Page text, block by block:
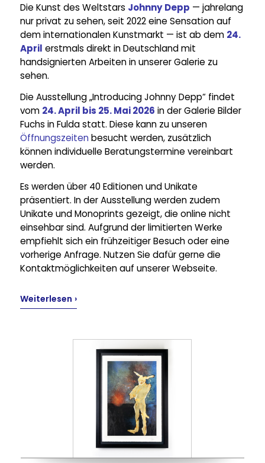
Die Kunst des Weltstars Johnny Depp — jahrelang
nur privat zu sehen, seit 2022 eine Sensation auf
dem internationalen Kunstmarkt — ist ab dem 24.
April erstmals direkt in Deutschland mit
handsignierten Arbeiten in unserer Galerie zu
sehen.
Die Ausstellung „Introducing Johnny Depp“ findet
vom 24. April bis 25. Mai 2026 in der Galerie Bilder
Fuchs in Fulda statt. Diese kann zu unseren
Öffnungszeiten besucht werden, zusätzlich
können individuelle Beratungstermine vereinbart
werden.
Es werden über 40 Editionen und Unikate
präsentiert. In der Ausstellung werden zudem
Unikate und Monoprints gezeigt, die online nicht
einsehbar sind. Aufgrund der limitierten Werke
empfiehlt sich ein frühzeitiger Besuch oder eine
vorherige Anfrage. Nutzen Sie dafür gerne die
Kontaktmöglichkeiten auf unserer Webseite.
Weiterlesen